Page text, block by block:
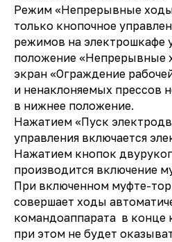
Режим «Непрерывные
только кнопочное
режимов на электрошкафе
положение
экран «Ограждение
и ненаклоняемых прессов
в нижнее положение.
Нажатием «Пуск
управления включается
Нажатием кнопок
производится включение
При включенном муфте-
совершает ходы
командоаппарата в конце
при этом не будет